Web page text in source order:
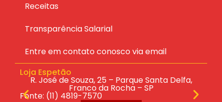
Receitas
Transparência Salarial
Entre em contato conosco via email
Loja Espetão
R. José de Souza, 25 – Parque Santa Delfa,
Franco da Rocha – SP
Fonte: (11) 4819-7570